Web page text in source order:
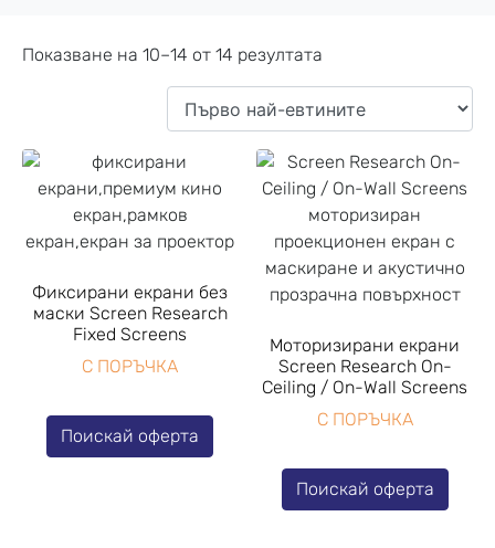
Показване на 10–14 от 14 резултата
Фиксирани екрани без
маски Screen Research
Fixed Screens
С ПОРЪЧКА
Поискай оферта
Моторизирани екрани
Screen Research On-
Ceiling / On-Wall Screens
С ПОРЪЧКА
Поискай оферта